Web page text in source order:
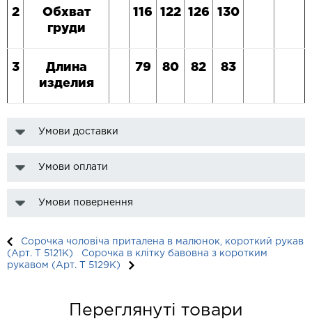
2
Обхват
груди
116 122 1 26 1 30
3
Длина
изделия
79 80 82 83
Умови доставки
Умови оплати
Умови повернення
Сорочка чоловіча приталена в малюнок, короткий рукав
(Арт. T 5121К)
Сорочка в клітку бавовна з коротким
рукавом (Арт. T 5129K)
Переглянуті товари